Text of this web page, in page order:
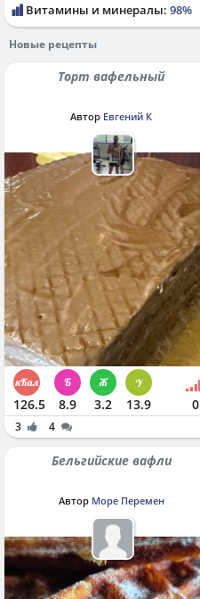
Витамины и минералы: 98%
Новые рецепты
Торт вафельный
Автор Евгений К
126.5 8.9 3.2 13.9 0
3 4
Бельгийские вафли
Автор Море Перемен